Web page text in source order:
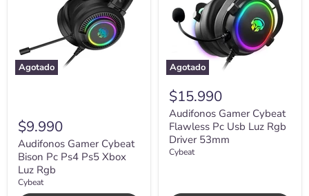
Agotado
Rgb
$9.990
Audifonos Gamer Cybeat
Bison Pc Ps4 Ps5 Xbox
Luz Rgb
Cybeat
Agotado
Usb
Luz
Rgb
Driver
$15.990
Audifonos Gamer Cybeat
Flawless Pc Usb Luz Rgb
Driver 53mm
Cybeat